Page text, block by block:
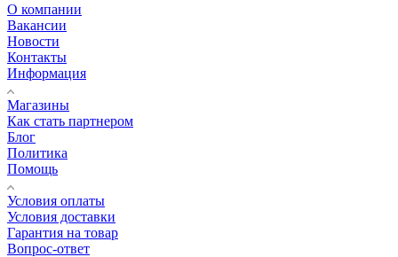
О компании
Вакансии
Новости
Контакты
Информация
Магазины
Как стать партнером
Блог
Политика
Помощь
Условия оплаты
Условия доставки
Гарантия на товар
Вопрос-ответ